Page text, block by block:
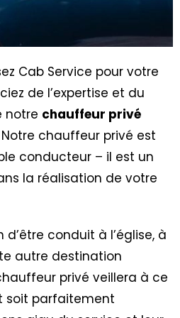
Cab Service pour votre
de l’expertise et du
notre chauffeur privé
chauffeur privé est
conducteur – il est un
la réalisation de votre
d’être conduit à l’église, à
autre destination
privé veillera à ce
soit parfaitement